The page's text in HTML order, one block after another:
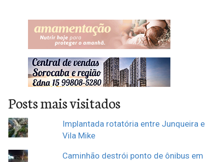
Posts mais visitados
Implantada rotatória entre Junqueira e
Vila Mike
Caminhão destrói ponto de ônibus em